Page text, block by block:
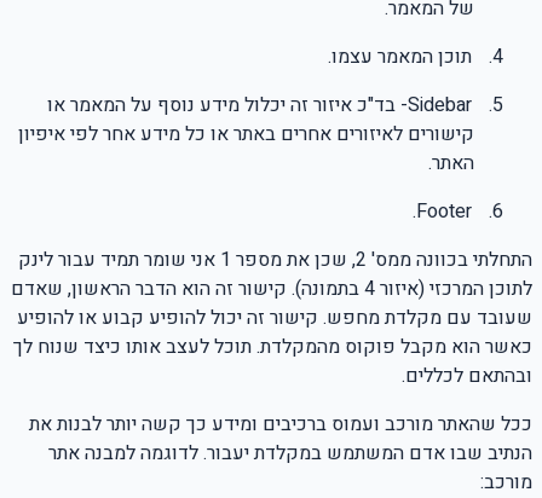
של המאמר.
4.
תוכן המאמר עצמו.
5.
Sidebar- בד"כ איזור זה יכלול מידע נוסף על המאמר או
קישורים לאיזורים אחרים באתר או כל מידע אחר לפי איפיון
האתר.
6.
Footer
.
התחלתי בכוונה ממס' 2, שכן את מספר 1 אני שומר תמיד עבור לינק
לתוכן המרכזי (איזור4בתמונה). קישור זה הוא הדבר הראשון, שאדם
שעובד עם מקלדת מחפש. קישור זה יכול להופיע קבוע או להופיע
כאשר הוא מקבל פוקוס מהמקלדת. תוכל לעצב אותו כיצד שנוח לך
ובהתאם לכללים.
ככל שהאתר מורכב ועמוס ברכיבים ומידע כך קשה יותר לבנות את
הנתיב שבו אדם המשתמש במקלדת יעבור. לדוגמה למבנה אתר
מורכב: